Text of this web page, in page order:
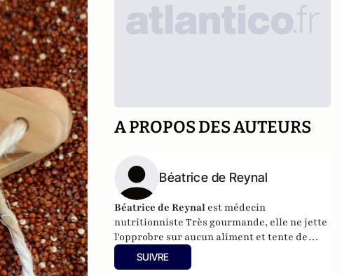
A PROPOS DES AUTEURS
Béatrice de Reynal
Béatrice de Reynal est médecin
nutritionniste Très gourmande, elle ne jette
l'opprobre sur aucun aliment et tente de
faire partager ses idées de nutrition
inspirante. Elle est par ailleurs l'auteur du
SUIVRE